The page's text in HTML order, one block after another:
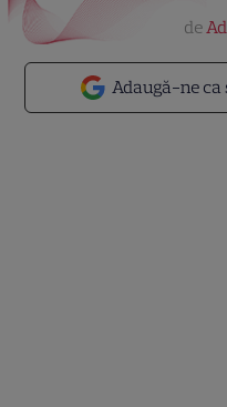
Adaugă-ne ca
de